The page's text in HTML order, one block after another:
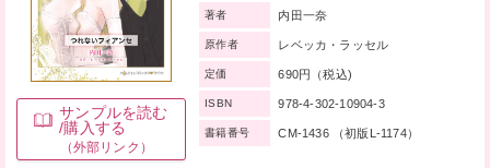
サンプルを読む
/購入する
（外部リンク）
著者 内田一奈
原作者 レベッカ・ラッセル
定価 690円（税込)
ISBN 978-4-302-10904-3
書籍番号 CM-1436 （初版L-1174）